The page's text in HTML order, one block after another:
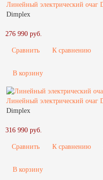
Линейный электрический очаг
Dimplex
276 990 руб.
Сравнить К сравнению
В корзину
Линейный электрический очаг
Dimplex
316 990 руб.
Сравнить К сравнению
В корзину